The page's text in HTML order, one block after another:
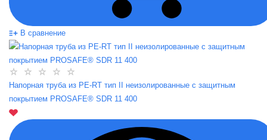
В сравнение
Напорная труба из PE-RT тип II неизолированные с защитным
покрытием PROSAFE® SDR 11 400